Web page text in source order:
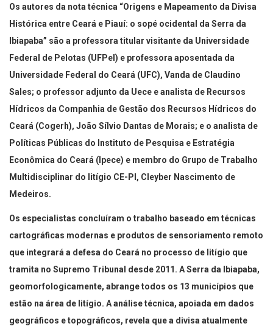
Os autores da nota técnica “Origens e Mapeamento da Divisa
Histórica entre Ceará e Piauí: o sopé ocidental da Serra da
Ibiapaba” são a professora titular visitante da Universidade
Federal de Pelotas (UFPel) e professora aposentada da
Universidade Federal do Ceará (UFC), Vanda de Claudino
Sales; o professor adjunto da Uece e analista de Recursos
Hídricos da Companhia de Gestão dos Recursos Hídricos do
Ceará (Cogerh), João Sílvio Dantas de Morais; e o analista de
Políticas Públicas do Instituto de Pesquisa e Estratégia
Econômica do Ceará (Ipece) e membro do Grupo de Trabalho
Multidisciplinar do litígio CE-PI, Cleyber Nascimento de
Medeiros.
Os especialistas concluíram o trabalho baseado em técnicas
cartográficas modernas e produtos de sensoriamento remoto
que integrará a defesa do Ceará no processo de litígio que
tramita no Supremo Tribunal desde 2011. A Serra da Ibiapaba,
geomorfologicamente, abrange todos os 13 municípios que
estão na área de litígio. A análise técnica, apoiada em dados
geográficos e topográficos, revela que a divisa atualmente